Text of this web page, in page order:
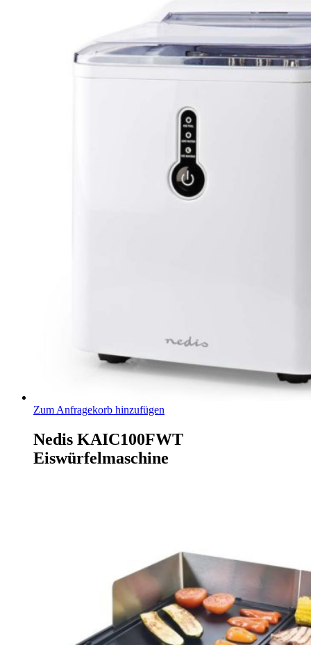
Zum Anfragekorb hinzufügen
Nedis KAIC100FWT
Eiswürfelmaschine